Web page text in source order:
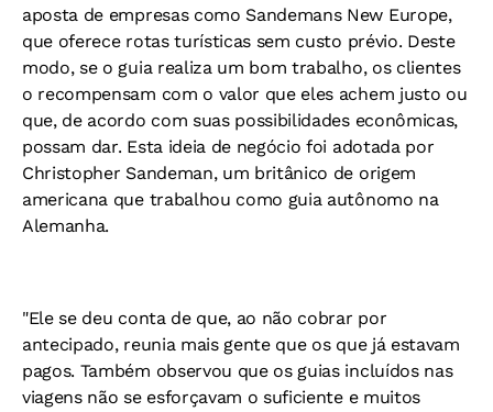
aposta de empresas como Sandemans New Europe,
que oferece rotas turísticas sem custo prévio. Deste
modo, se o guia realiza um bom trabalho, os clientes
o recompensam com o valor que eles achem justo ou
que, de acordo com suas possibilidades econômicas,
possam dar. Esta ideia de negócio foi adotada por
Christopher Sandeman, um britânico de origem
americana que trabalhou como guia autônomo na
Alemanha.
"Ele se deu conta de que, ao não cobrar por
antecipado, reunia mais gente que os que já estavam
pagos. Também observou que os guias incluídos nas
viagens não se esforçavam o suficiente e muitos